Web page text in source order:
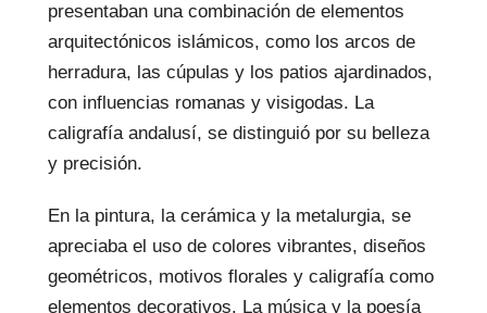
presentaban una combinación de elementos
arquitectónicos islámicos, como los arcos de
herradura, las cúpulas y los patios ajardinados,
con influencias romanas y visigodas. La
caligrafía andalusí, se distinguió por su belleza
y precisión.
En la pintura, la cerámica y la metalurgia, se
apreciaba el uso de colores vibrantes, diseños
geométricos, motivos florales y caligrafía como
elementos decorativos. La música y la poesía